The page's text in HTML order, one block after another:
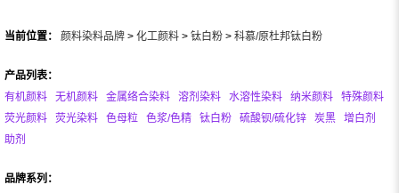
当前位置： 颜料染料品牌 > 化工颜料 > 钛白粉 > 科慕/原杜邦钛白粉
产品列表：
有机颜料
无机颜料 金属络合染料 溶剂染料 水溶性染料 纳米颜料
特殊颜料
荧光颜料
荧光染料 色母粒 色浆/色精 钛白粉 硫酸钡/硫化锌 炭黑
增白剂
助剂
品牌系列：